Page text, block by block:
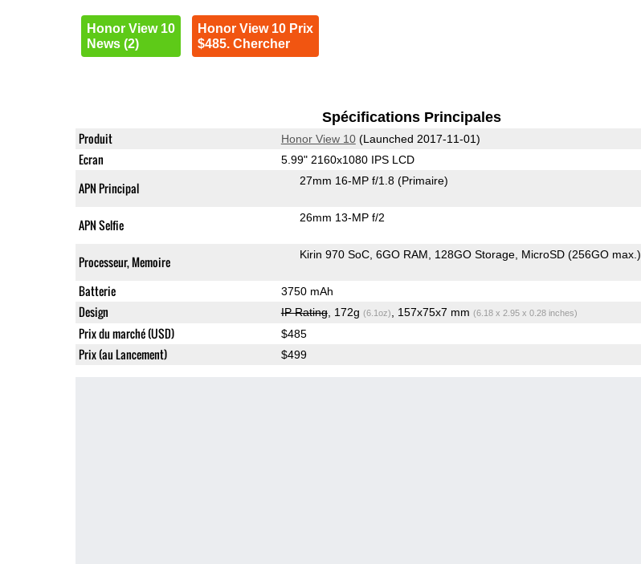
Honor View 10
News (2)
Honor View 10 Prix
$485. Chercher
Spécifications Principales
Produit Honor View 10(Launched 2017-11-01)
Ecran 5.99" 2160x1080 IPS LCD
APN Principal 27mm 16-MP f/1.8 (Primaire)
APN Selfie 26mm 13-MP f/2
Processeur, Memoire Kirin 970 SoC 6GO RAM 128GO Storage MicroSD (256GO max.)
Batterie 3750 mAh
Design IP Rating, 172g (6.1oz) , 157x75x7 mm (6.18 x 2.95 x 0.28 inches)
Prix du marché (USD) $485
Prix (au Lancement) $499